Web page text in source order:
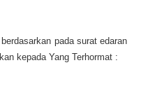
pada surat edaran
kepada Yang Terhormat :